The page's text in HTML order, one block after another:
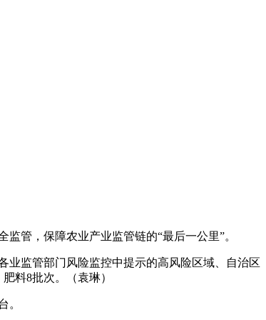
管，保障农业产业监管链的“最后一公里”。
监管部门风险监控中提示的高风险区域、自治区
料8批次。（袁琳）
。